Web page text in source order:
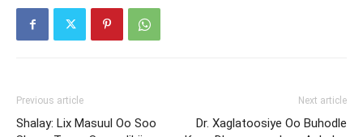
Previous article
Shalay: Lix Masuul Oo Soo
Next article
Dr. Xaglatoosiye Oo Buhodle